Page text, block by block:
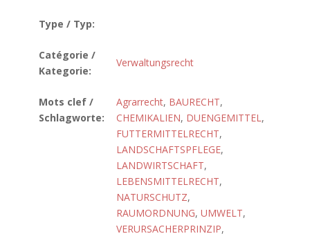
Type / Typ:
Catégorie /
Kategorie:
Verwaltungsrecht
Mots clef /
Schlagworte:
Agrarrecht, BAURECHT,
CHEMIKALIEN, DUENGEMITTEL,
FUTTERMITTELRECHT,
LANDSCHAFTSPFLEGE,
LANDWIRTSCHAFT,
LEBENSMITTELRECHT,
NATURSCHUTZ,
RAUMORDNUNG, UMWELT,
VERURSACHERPRINZIP,